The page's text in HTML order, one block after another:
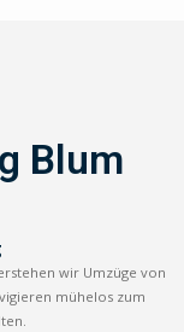
Blum
wir Umzüge von
mühelos zum